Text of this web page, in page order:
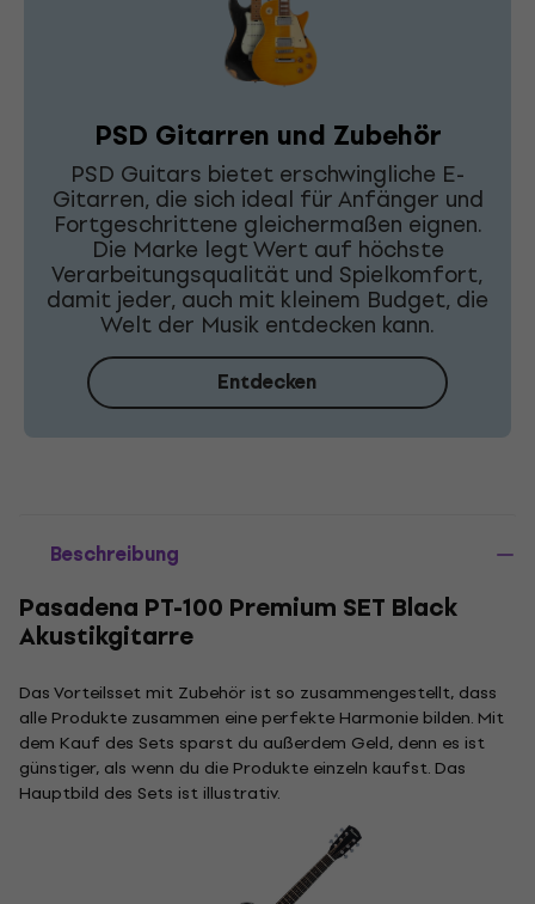
PSD Gitarren und Zubehör
PSD Guitars bietet erschwingliche E-
Gitarren, die sich ideal für Anfänger und
Fortgeschrittene gleichermaßen eignen.
Die Marke legt Wert auf höchste
Verarbeitungsqualität und Spielkomfort,
damit jeder, auch mit kleinem Budget, die
Welt der Musik entdecken kann.
Entdecken
Beschreibung
Pasadena PT-100 Premium SET Black
Akustikgitarre
Das Vorteilsset mit Zubehör ist so zusammengestellt, dass
alle Produkte zusammen eine perfekte Harmonie bilden. Mit
dem Kauf des Sets sparst du außerdem Geld, denn es ist
günstiger, als wenn du die Produkte einzeln kaufst. Das
Hauptbild des Sets ist illustrativ.